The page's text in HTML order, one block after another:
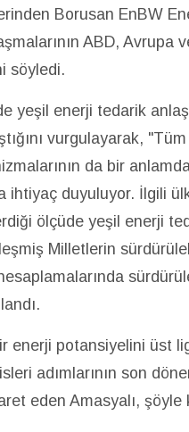
Borusan EnBW
ABD, Avrupa
söyledi.
yeşil enerji tedarik
vurgulayarak,
da bir
ihtiyaç duyuluyor. İlgili
ölçüde yeşil enerji
Milletlerin
enerji potansiyelini üst
adımlarının son
eden Amasyalı, şöyle